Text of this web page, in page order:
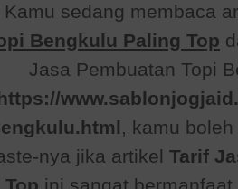
Kamu sedang membaca
Bengkulu Paling Top
Jasa Pembuatan Topi
, kamu
nya jika artikel Tarif